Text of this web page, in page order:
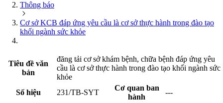
Thông báo
Cơ sở KCB đáp ứng yêu cầu là cơ sở thực hành trong đào tạo
khối ngành sức khỏe
Tiêu đề văn
bản
đăng tải cơ sở khám bệnh, chữa bệnh đáp ứng yêu
cầu là cơ sở thực hành trong đào tạo khối ngành sức
khỏe
Số hiệu
231/TB-SYT
Cơ quan ban
hành
---